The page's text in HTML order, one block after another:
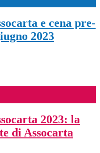
e cena pre-
2023
2023: la
di Assocarta